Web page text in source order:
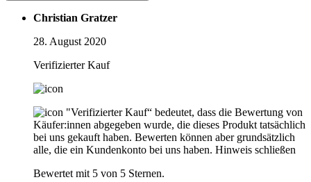
Christian Gratzer
28. August 2020
Verifizierter Kauf
"Verifizierter Kauf“ bedeutet, dass die Bewertung von
Käufer:innen abgegeben wurde, die dieses Produkt tatsächlich
bei uns gekauft haben. Bewerten können aber grundsätzlich
alle, die ein Kundenkonto bei uns haben. Hinweis schließen
Bewertet mit 5 von 5 Sternen.